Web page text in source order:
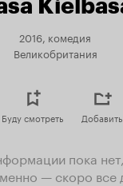
2016, комедия
Великобритания
Буду смотреть Добавить
пока нет,
— скоро все